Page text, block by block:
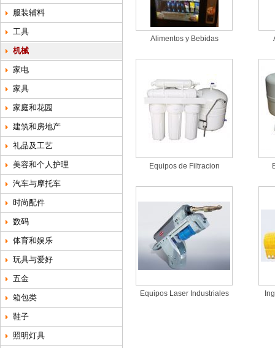
服装辅料
工具
机械
家电
家具
家庭和花园
建筑和房地产
礼品及工艺
美容和个人护理
汽车与摩托车
时尚配件
数码
体育和娱乐
玩具与爱好
五金
箱包类
鞋子
照明灯具
Alimentos y Bebidas
Equipos de Filtracion
Equipos Laser Industriales